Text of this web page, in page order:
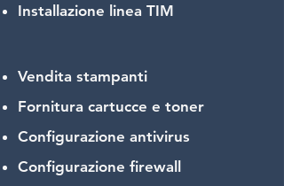
Installazione linea TIM
Vendita stampanti
Fornitura cartucce e toner
Configurazione antivirus
Configurazione firewall